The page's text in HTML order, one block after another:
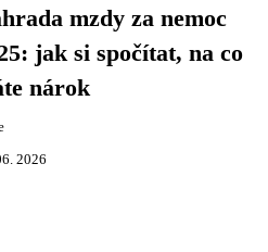
mzdy za nemoc
jak si spočítat, na co
nárok
2026